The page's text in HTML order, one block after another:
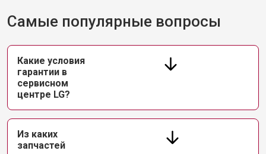
Самые популярные вопросы
Какие условия
гарантии в
сервисном
центре LG?
Из каких
запчастей